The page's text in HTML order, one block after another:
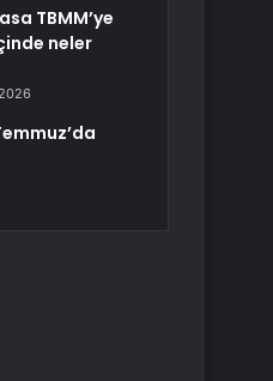
TBMM’ye
neler